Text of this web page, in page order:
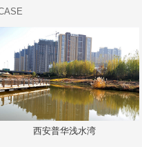
西安普华浅水湾